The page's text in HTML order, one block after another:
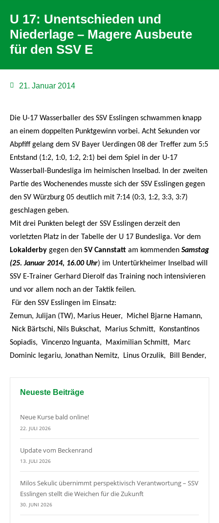
U 17: Unentschieden und
Niederlage – Magere Ausbeute
für den SSV E
21. Januar 2014
Die U-17 Wasserballer des SSV Esslingen schwammen knapp
an einem doppelten Punktgewinn vorbei. Acht Sekunden vor
Abpfiff gelang dem SV Bayer Uerdingen 08 der Treffer zum 5:5
Entstand (1:2, 1:0, 1:2, 2:1) bei dem Spiel in der U-17
Wasserball-Bundesliga im heimischen Inselbad. In der zweiten
Partie des Wochenendes musste sich der SSV Esslingen gegen
den SV Würzburg 05 deutlich mit 7:14 (0:3, 1:2, 3:3, 3:7)
geschlagen geben.
Mit drei Punkten belegt der SSV Esslingen derzeit den
vorletzten Platz in der Tabelle der U 17 Bundesliga. Vor dem
Lokalderby gegen den SV Cannstatt am kommenden Samstag
(25. Januar 2014, 16.00 Uhr) im Untertürkheimer Inselbad will
SSV E-Trainer Gerhard Dierolf das Training noch intensivieren
und vor allem noch an der Taktik feilen.
Für den SSV Esslingen im Einsatz:
Zemun, Julijan (TW), Marius Heuer, Michel Bjarne Hamann,
Nick Bärtschi, Nils Bukschat, Marius Schmitt, Konstantinos
Sopiadis, Vincenzo Inguanta, Maximilian Schmitt, Marc
Dominic Iegariu, Jonathan Nemitz, Linus Orzulik, Bill Bender,
Neueste Beiträge
Neue Kurse bald online!
22. JULI 2026
Update vom Beckenrand
13. JULI 2026
Milos Sekulic übernimmt perspektivisch Verantwortung – SSV
Esslingen stellt die Weichen für die Zukunft
30. JUNI 2026